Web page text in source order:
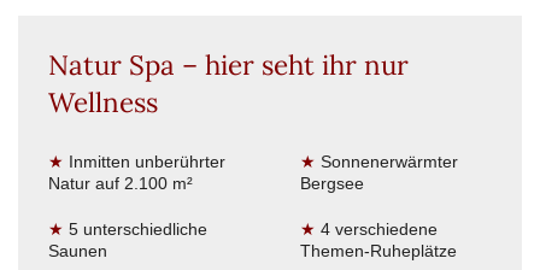
Natur Spa – hier seht ihr nur
Wellness
★ Inmitten unberührter
Natur auf 2.100 m²
★ Sonnenerwärmter
Bergsee
★ 5 unterschiedliche
Saunen
★ 4 verschiedene
Themen-Ruheplätze